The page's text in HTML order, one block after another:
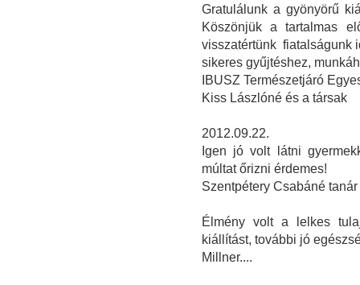
Gratulálunk a gyönyörű
Köszönjük a tartalmas
visszatértünk fiatalságunk
sikeres gyűjtéshez,
IBUSZ Természetjáró
Kiss Lászlóné és a társak
2012.09.22.
Igen jó volt látni
múltat őrizni érdemes!
Szentpétery Csabáné tanár
Élmény volt a lelkes
kiállítást, további jó
Millner....